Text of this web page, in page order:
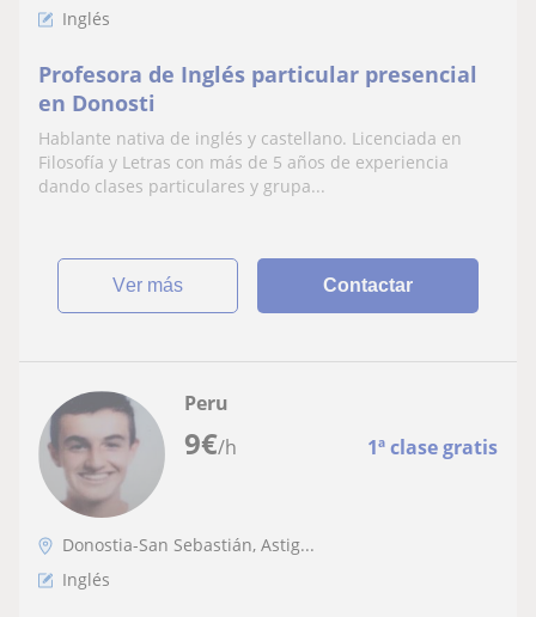
Inglés
Profesora de Inglés particular presencial
en Donosti
Hablante nativa de inglés y castellano. Licenciada en
Filosofía y Letras con más de 5 años de experiencia
dando clases particulares y grupa...
ver más Contactar
9€/h 1ª clase gratis
Peru
Donostia-San Sebastián, Astig...
Inglés